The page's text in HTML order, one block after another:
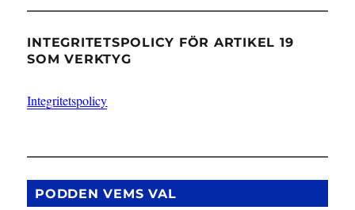
INTEGRITETSPOLICY FÖR ARTIKEL 19
SOM VERKTYG
Integritetspolicy
PODDEN VEMS VAL